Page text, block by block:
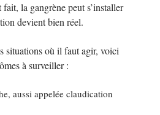
fait, la gangrène peut s’installer
devient bien réel.
situations où il faut agir, voici
à surveiller :
aussi appelée claudication